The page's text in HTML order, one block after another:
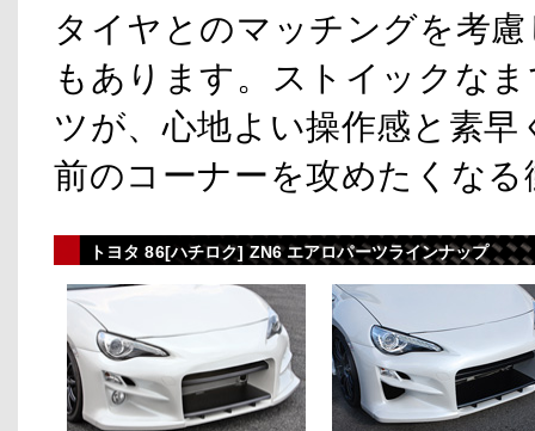
タイヤとのマッチングを考
もあります。ストイックな
ツが、心地よい操作感と素
前のコーナーを攻めたくな
トヨタ 86[ハチロク] ZN6 エアロパーツラインナップ